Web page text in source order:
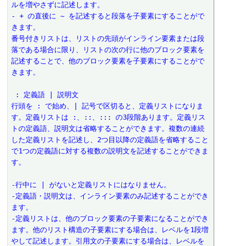
ルを増やさずに記述します。
- + の直後に ~ を記述すると段落を子要素にすることがで
きます。
番号付きリストは、リストの先頭がインライン要素または段
落である場合に限り、リストの次の行に他のブロック要素を
記述することで、他のブロック要素を子要素にすることがで
きます。
: 定義語 | 説明文
行頭を : で始め、| 記号で区切ると、定義リストになりま
す。定義リストは :、::、::: の3段階あります。定義リス
トの定義語、説明文は省略することができます。複数の連続
した定義リストを記述し、2つ目以降の定義語を省略すること
で1つの定義語に対する複数の説明文を記述することができま
す。
-行中に | がないと定義リストにはなりません。
-定義語・説明文は、インライン要素のみ記述することができ
ます。
-定義リストは、他のブロック要素の子要素になることができ
ます。他のリスト構造の子要素にする場合は、レベルを1段増
やして記述します。引用文の子要素にする場合は、レベルを